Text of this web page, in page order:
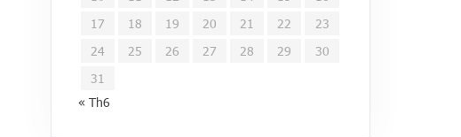
17
18 19 20 21 22
23
24
25 26 27 28 29
30
31
« Th6